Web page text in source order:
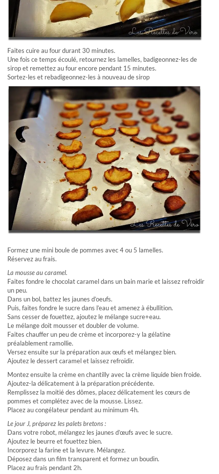
Faites cuire au four durant 30 minutes.
Une fois ce temps écoulé, retournez les lamelles, badigeonnez-les de
sirop et remettez au four encore pendant 15 minutes.
Sortez-les et rebadigeonnez-les à nouveau de sirop
Formez une mini boule de pommes avec 4 ou 5 lamelles.
Réservez au frais.
La mousse au caramel.
Faites fondre le chocolat caramel dans un bain marie et laissez refroidir
un peu.
Dans un bol, battez les jaunes d’oeufs.
Puis, faites fondre le sucre dans l’eau et amenez à ébullition.
Sans cesser de fouettez, ajoutez le mélange sucre+eau.
Le mélange doit mousser et doubler de volume.
Faites chauffer un peu de crème et incorporez-y la gélatine
préalablement ramollie.
Versez ensuite sur la préparation aux œufs et mélangez bien.
Ajoutez le dessert caramel et laissez refroidir.
Montez ensuite la crème en chantilly avec la crème liquide bien froide.
Ajoutez-la délicatement à la préparation précédente.
Remplissez la moitié des dômes, placez délicatement les cœurs de
pommes et complétez avec de la mousse. Lissez.
Placez au congélateur pendant au minimum 4h.
Le jour J, préparez les palets bretons :
Dans votre robot, mélangez les jaunes d’œufs avec le sucre.
Ajoutez le beurre et fouettez bien.
Incorporez la farine et la levure. Mélangez.
Déposez dans un film transparent et formez un boudin.
Placez au frais pendant 2h.